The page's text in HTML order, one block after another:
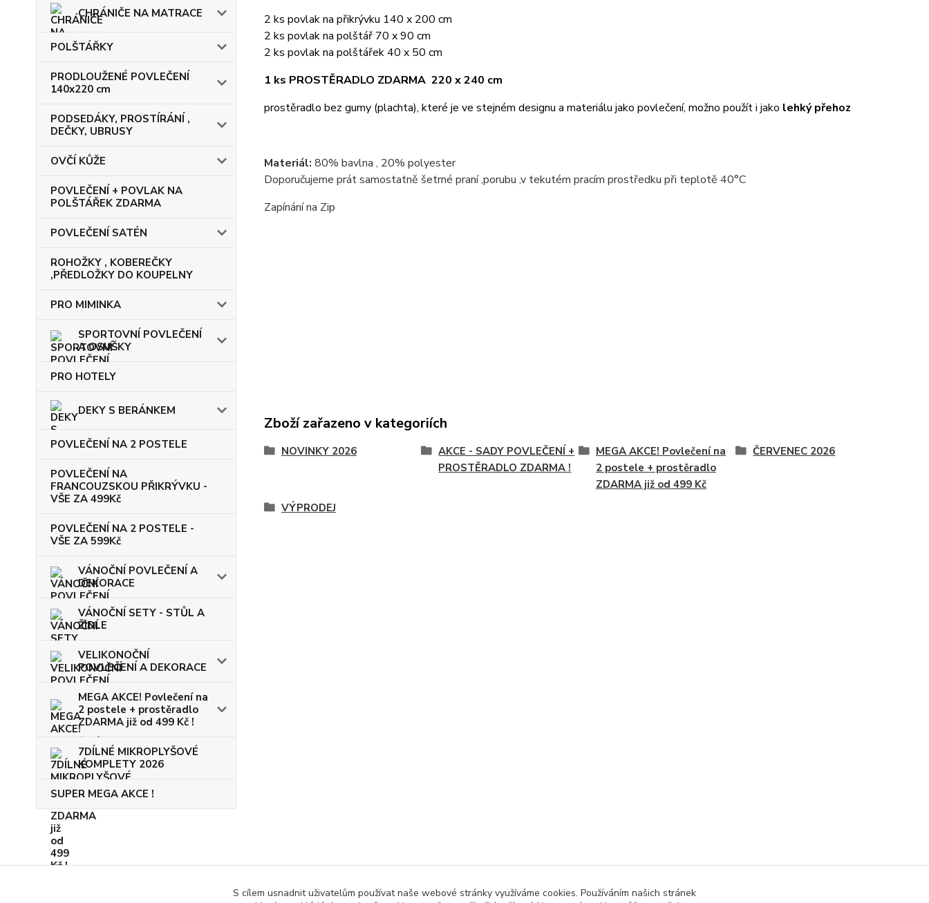
CHRÁNIČE NA MATRACE
POLŠTÁŘKY
PRODLOUŽENÉ POVLEČENÍ
140x220 cm
PODSEDÁKY, PROSTÍRÁNÍ ,
DEČKY, UBRUSY
OVČÍ KŮŽE
POVLEČENÍ + POVLAK NA
POLŠTÁŘEK ZDARMA
POVLEČENÍ SATÉN
ROHOŽKY , KOBEREČKY
,PŘEDLOŽKY DO KOUPELNY
PRO MIMINKA
SPORTOVNÍ POVLEČENÍ
A OSUŠKY
PRO HOTELY
DEKY S BERÁNKEM
POVLEČENÍ NA 2 POSTELE
POVLEČENÍ NA
FRANCOUZSKOU PŘIKRÝVKU -
VŠE ZA 499Kč
POVLEČENÍ NA 2 POSTELE -
VŠE ZA 599Kč
VÁNOČNÍ POVLEČENÍ A
DEKORACE
VÁNOČNÍ SETY - STŮL A
ŽIDLE
VELIKONOČNÍ
POVLEČENÍ A DEKORACE
MEGA AKCE! Povlečení na
2 postele + prostěradlo
ZDARMA již od 499 Kč !
7DÍLNÉ MIKROPLYŠOVÉ
KOMPLETY 2026
SUPER MEGA AKCE !
2 ks povlak na přikrývku 140 x 200 cm
2 ks povlak na polštář 70 x 90 cm
2 ks povlak na polštářek 40 x 50 cm
1 ks PROSTĚRADLO ZDARMA 220 x 240 cm
prostěradlo bez gumy (plachta), které je ve stejném designu a materiálu jako povlečení, možno použít i jako lehký přehoz
Materiál: 80% bavlna , 20% polyester
Doporučujeme prát samostatně šetrné praní ,porubu ,v tekutém pracím prostředku při teplotě 40°C
Zapínání na Zip
Zboží zařazeno v kategoriích
NOVINKY 2026
AKCE - SADY POVLEČENÍ +
PROSTĚRADLO ZDARMA !
MEGA AKCE! Povlečení na
2 postele + prostěradlo
ZDARMA již od 499 Kč
ČERVENEC 2026
VÝPRODEJ
S cílem usnadnit uživatelům používat naše webové stránky využíváme cookies. Používáním našich stránek